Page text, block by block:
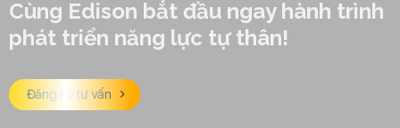
Cùng Edison bắt đầu ngay hành trình
phát triển năng lực tự thân!
Đăng ký tư vấn